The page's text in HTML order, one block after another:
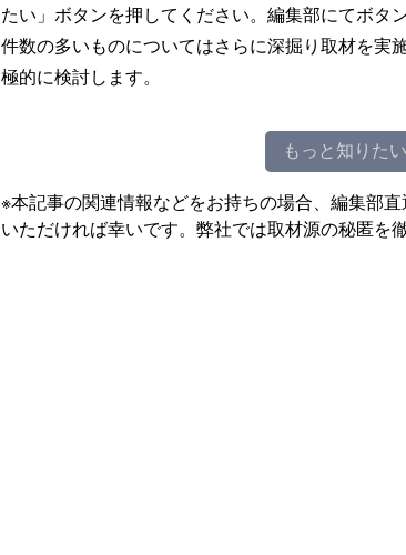
たい」ボタンを押してください。編集部にてボタ
件数の多いものについてはさらに深掘り取材を実
極的に検討します。
もっと知りたい
※本記事の関連情報などをお持ちの場合、編集部
いただければ幸いです。弊社では取材源の秘匿を